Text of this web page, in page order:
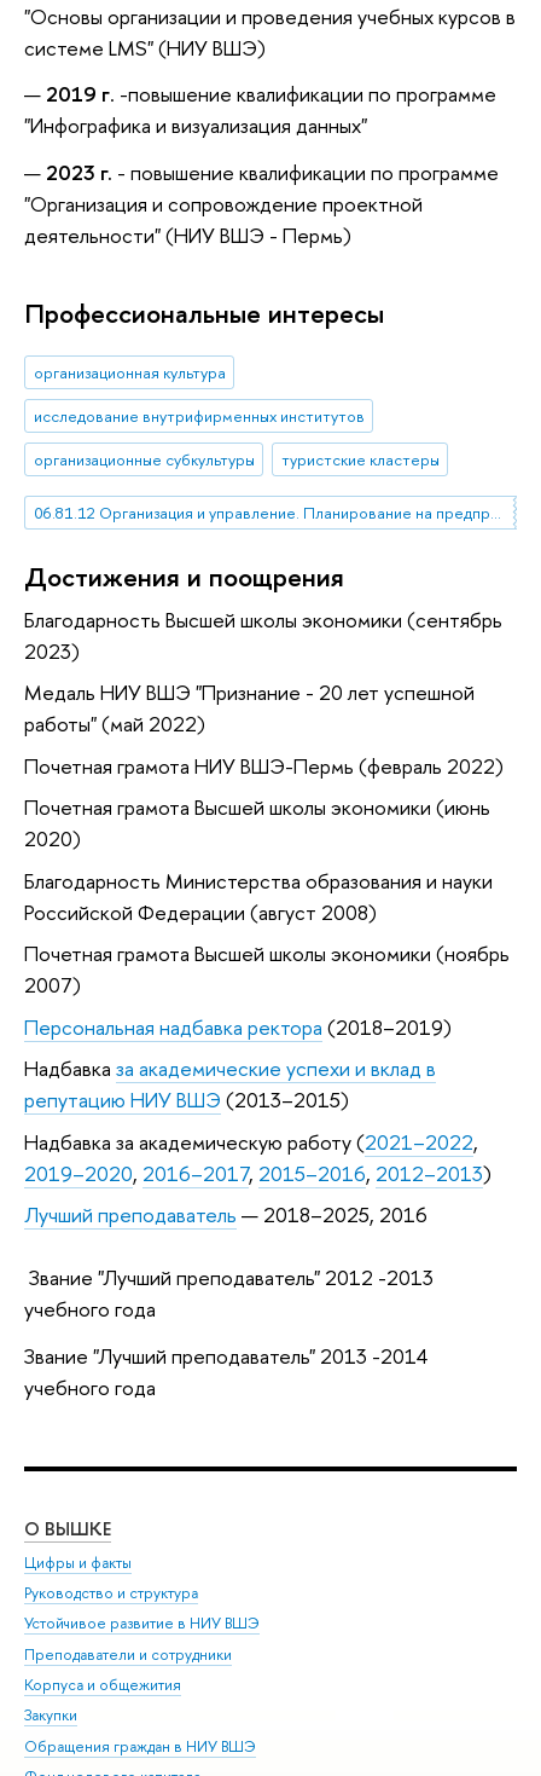
"Основы организации и проведения учебных курсов в
системе LMS" (НИУ ВШЭ)
2019 г. -повышение квалификации по программе
"Инфографика и визуализация данных"
2023 г. - повышение квалификации по программе
"Организация и сопровождение проектной
деятельности" (НИУ ВШЭ - Пермь)
Профессиональные интересы
организационная культура
исследование внутрифирменных институтов
организационные субкультуры
туристские кластеры
06.81.12 Организация и управление. Планирование на предприятии
Достижения и поощрения
Благодарность Высшей школы экономики (сентябрь
2023)
Медаль НИУ ВШЭ "Признание - 20 лет успешной
работы" (май 2022)
Почетная грамота НИУ ВШЭ-Пермь (февраль 2022)
Почетная грамота Высшей школы экономики (июнь
2020)
Благодарность Министерства образования и науки
Российской Федерации (август 2008)
Почетная грамота Высшей школы экономики (ноябрь
2007)
Персональная надбавка ректора (2018–2019)
Надбавка за академические успехи и вклад в
репутацию НИУ ВШЭ (2013–2015)
Надбавка за академическую работу (2021–2022,
2019–2020, 2016–2017, 2015–2016, 2012–2013)
Лучший преподаватель — 2018–2025, 2016
Звание "Лучший преподаватель" 2012 -2013
учебного года
Звание "Лучший преподаватель" 2013 -2014
учебного года
О ВЫШКЕ
Цифры и факты
Руководство и структура
Устойчивое развитие в НИУ ВШЭ
Преподаватели и сотрудники
Корпуса и общежития
Закупки
Обращения граждан в НИУ ВШЭ